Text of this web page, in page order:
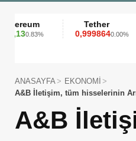
Tether
0,9998640.00%
ANASAYFA
EKONOMİ
A&B İletişim, tüm hisselerinin
A&B